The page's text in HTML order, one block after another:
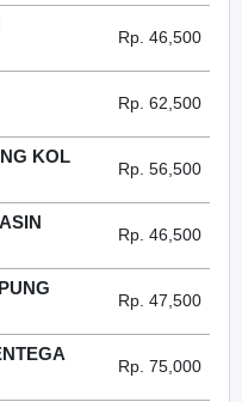
Rp. 46,500
Rp. 62,500
KOL
Rp. 56,500
Rp. 46,500
Rp. 47,500
Rp. 75,000